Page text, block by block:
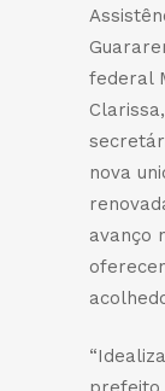
federal
nova
avanço